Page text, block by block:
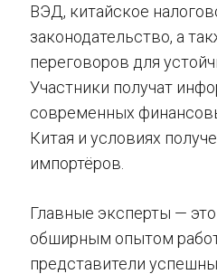
ВЭД, китайское
законодательство, а
переговоров для
Участники получат
современных
Китая и условиях
импортёров.
Главные эксперты —
обширным опытом
представители